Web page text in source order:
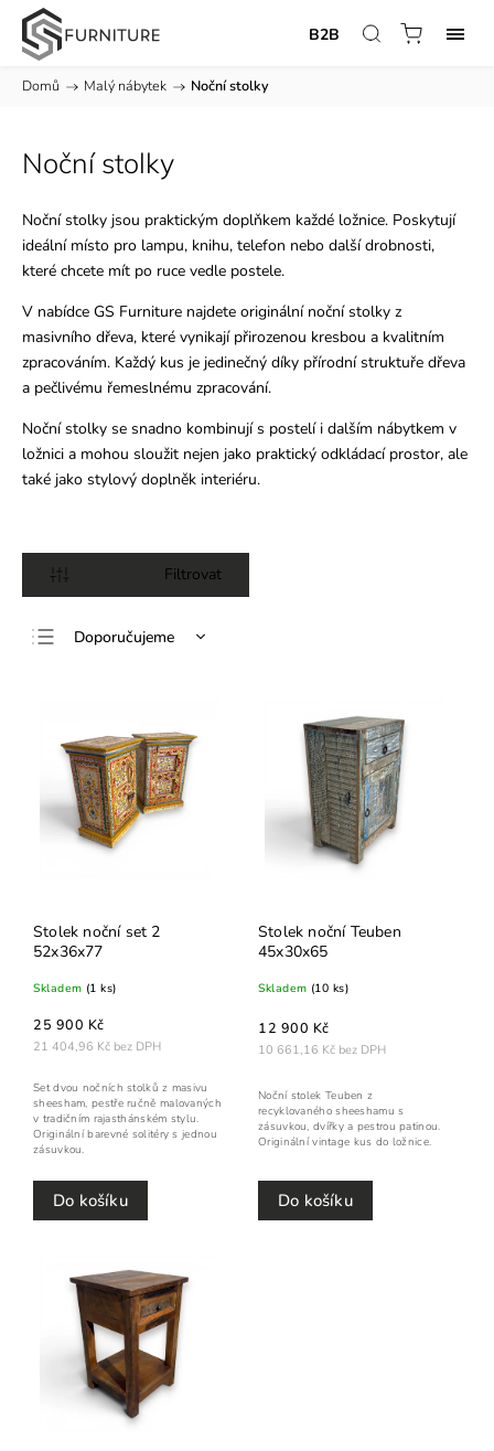
B2B
Domů / Malý nábytek / Noční stolky
Noční stolky
Noční stolky jsou praktickým doplňkem každé ložnice. Poskytují
ideální místo pro lampu, knihu, telefon nebo další drobnosti,
které chcete mít po ruce vedle postele.
V nabídce GS Furniture najdete originální noční stolky z
masivního dřeva, které vynikají přirozenou kresbou a kvalitním
zpracováním. Každý kus je jedinečný díky přírodní struktuře dřeva
a pečlivému řemeslnému zpracování.
Noční stolky se snadno kombinují s postelí i dalším nábytkem v
ložnici a mohou sloužit nejen jako praktický odkládací prostor, ale
také jako stylový doplněk interiéru.
Doporučujeme
Nejprodávanější
Abecedně
Stolek noční set 2
52x36x77
Skladem (1 ks)
21 404,96 Kč bez DPH
25 900 Kč
Do košíku
Set dvou nočních stolků z masivu
sheesham, pestře ručně malovaných
v tradičním rajasthánském stylu.
Originální barevné solitéry s jednou
zásuvkou.
Stolek noční Teuben
45x30x65
Skladem (10 ks)
10 661,16 Kč bez DPH
12 900 Kč
Do košíku
Noční stolek Teuben z
recyklovaného sheeshamu s
zásuvkou, dvířky a pestrou patinou.
Originální vintage kus do ložnice.